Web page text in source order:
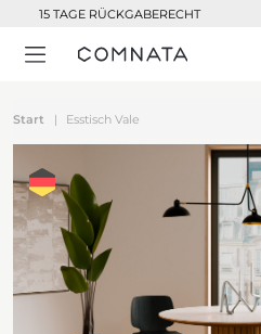
15 TAGE RÜCKGABERECHT
Start Esstisch Vale